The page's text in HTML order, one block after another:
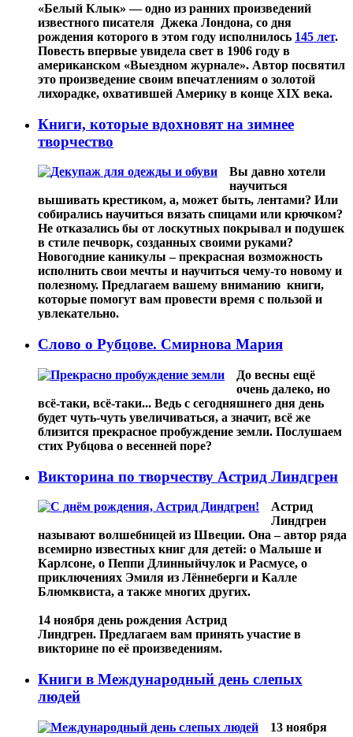
«Белый Клык» — одно из ранних произведений
известного писателя Джека Лондона, со дня
рождения которого в этом году исполнилось 145 лет.
Повесть впервые увидела свет в 1906 году в
американском «Выездном журнале». Автор посвятил
это произведение своим впечатлениям о золотой
лихорадке, охватившей Америку в конце XIX века.
Книги, которые вдохновят на зимнее
творчество
Вы давно хотели
научиться
вышивать крестиком, а, может быть, лентами? Или
собирались научиться вязать спицами или крючком?
Не отказались бы от лоскутных покрывал и подушек
в стиле печворк, созданных своими руками?
Новогодние каникулы – прекрасная возможность
исполнить свои мечты и научиться чему-то новому и
полезному. Предлагаем вашему вниманию книги,
которые помогут вам провести время с пользой и
увлекательно.
Слово о Рубцове. Смирнова Мария
До весны ещё
очень далеко, но
всё-таки, всё-таки... Ведь с сегодняшнего дня день
будет чуть-чуть увеличиваться, а значит, всё же
близится прекрасное пробуждение земли. Послушаем
стих Рубцова о весенней поре?
Викторина по творчеству Астрид Линдгрен
Астрид
Линдгрен
называют волшебницей из Швеции. Она – автор ряда
всемирно известных книг для детей: о Малыше и
Карлсоне, о Пеппи Длинныйчулок и Расмусе, о
приключениях Эмиля из Лённеберги и Калле
Блюмквиста, а также многих других.
14 ноября день рождения Астрид
Линдгрен. Предлагаем вам принять участие в
викторине по её произведениям.
Книги в Международный день слепых
людей
13 ноября